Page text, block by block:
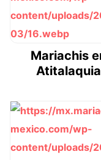
Mariachis
Atitalaquia